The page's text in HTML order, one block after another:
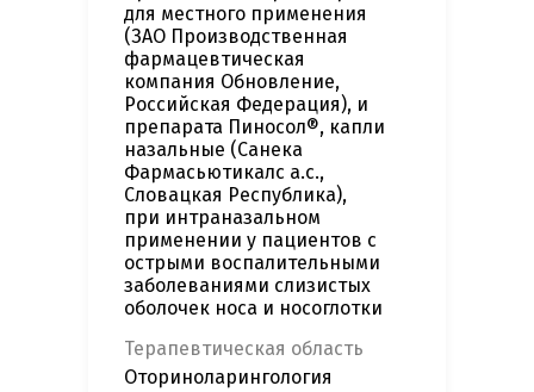
для местного применения
(ЗАО Производственная
фармацевтическая
компания Обновление,
Российская Федерация), и
препарата Пиносол®, капли
назальные (Санека
Фармасьютикалс а.с.,
Словацкая Республика),
при интраназальном
применении у пациентов с
острыми воспалительными
заболеваниями слизистых
оболочек носа и носоглотки
Терапевтическая область
Оториноларингология